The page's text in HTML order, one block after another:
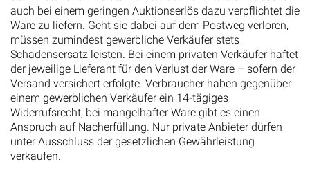
auch bei einem geringen Auktionserlös dazu verpflichtet die
Ware zu liefern. Geht sie dabei auf dem Postweg verloren,
müssen zumindest gewerbliche Verkäufer stets
Schadensersatz leisten. Bei einem privaten Verkäufer haftet
der jeweilige Lieferant für den Verlust der Ware – sofern der
Versand versichert erfolgte. Verbraucher haben gegenüber
einem gewerblichen Verkäufer ein 14-tägiges
Widerrufsrecht, bei mangelhafter Ware gibt es einen
Anspruch auf Nacherfüllung. Nur private Anbieter dürfen
unter Ausschluss der gesetzlichen Gewährleistung
verkaufen.